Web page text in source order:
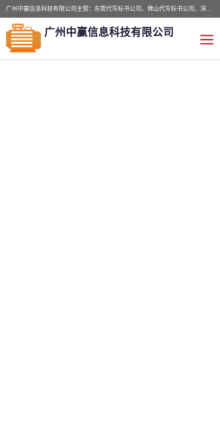
广州中赢信息科技有限公司主营：东莞代写标书公司、佛山代写标书公司、深圳代写标书公司等,食品类标书、工程类类标书,经验丰富的标书制作团队,24小时加急服务,多对一服务。
广州中赢信息科技有限公司